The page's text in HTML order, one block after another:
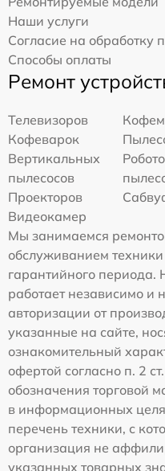
Наши услуги
Согласие на обработку
Способы оплаты
Ремонт
Телевизоров
Кофеварок
Вертикальных
пылесосов
Проекторов
Видеокамер
Мы занимаемся
обслуживанием техники
гарантийного периода.
работает независимо и
авторизации от
указанные на сайте,
ознакомительный
офертой согласно п. 2
обозначения торговой
в информационных
перечень техники, с
организация не
указанных товарных